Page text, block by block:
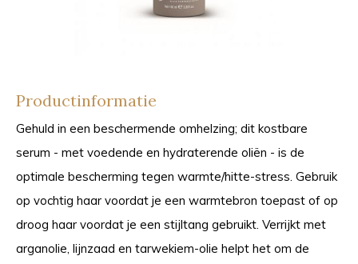
Productinformatie
Gehuld in een beschermende omhelzing; dit kostbare
serum - met voedende en hydraterende oliën - is de
optimale bescherming tegen warmte/hitte-stress. Gebruik
op vochtig haar voordat je een warmtebron toepast of op
droog haar voordat je een stijltang gebruikt. Verrijkt met
arganolie, lijnzaad en tarwekiem-olie helpt het om de